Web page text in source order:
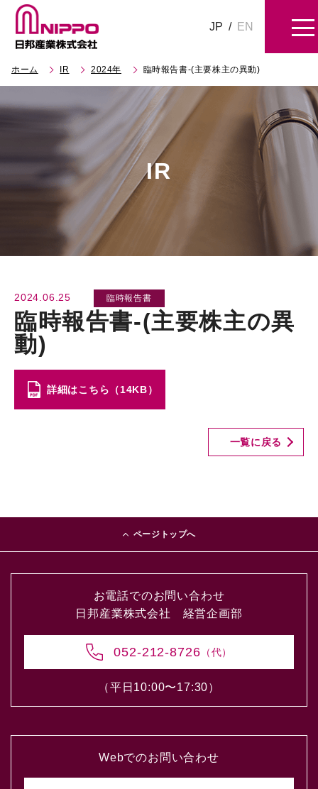
JP / EN
ホーム IR 2024年 臨時報告書-(主要株主の異動)
IR
2024.06.25 臨時報告書
臨時報告書-(主要株主の異
動)
詳細はこちら（14KB）
一覧に戻る
ページトップへ
お電話でのお問い合わせ
日邦産業株式会社 経営企画部
052-212-8726 （代）
（平日10:00〜17:30）
Webでのお問い合わせ